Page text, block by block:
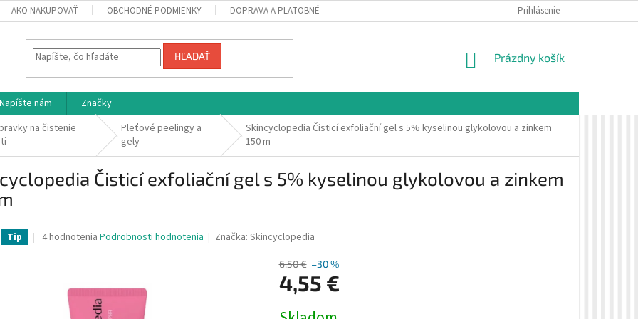
AKO NAKUPOVAŤ OBCHODNÉ PODMIENKY DOPRAVA A PLATOBNÉ PODMIENKY VZORKOVÁ PREDAJŇA
Prihlásenie
HĽADAŤ
NÁKUPNÝ
Prázdny košík
Napíšte nám Značky
na čistenie
Pleťové peelingy a
gely
Skincyclopedia Čisticí exfoliační gel s 5% kyselinou glykolovou a zinkem
150 m
Čisticí exfoliační gel s 5% kyselinou glykolovou a zinkem
Tip
Priemerné
4 hodnotenia Podrobnosti hodnotenia Značka:Skincyclopedia
6,50 € –30 %
4,55 €